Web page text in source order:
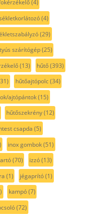
(4)
(4)
(29)
szárítógép(25)
(13) hűtő(393)
hűtőajtópolc(34)
ajtópántok(15)
hűtőszekrény(12)
csapda (5)
inox gombok(51)
(70) izzó(13)
(1) jégaprító(1)
kampó(7)
(72)